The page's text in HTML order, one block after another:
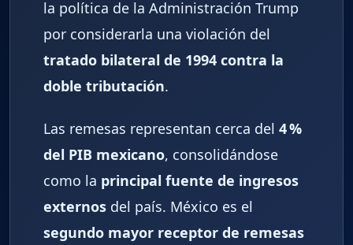
la política de la Administración Trump
por considerarla una violación del
tratado bilateral de 1994 contra la
doble tributación.
Las remesas representan cerca del 4 %
del PIB mexicano, consolidándose
como la principal fuente de ingresos
externos del país. México es el
segundo mayor receptor de remesas